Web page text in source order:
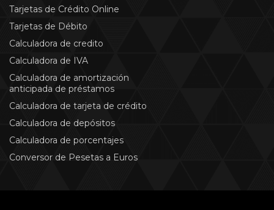
Tarjetas de Crédito Online
Tarjetas de Débito
Calculadora de credito
Calculadora de IVA
Calculadora de amortización
anticipada de préstamos
Calculadora de tarjeta de crédito
Calculadora de depósitos
Calculadora de porcentajes
Conversor de Pesetas a Euros